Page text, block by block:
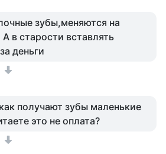
зубы,меняются на
в старости вставлять
деньги
получают зубы маленькие
это не оплата?